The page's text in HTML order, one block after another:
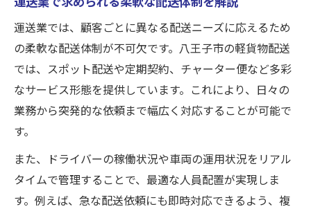
長距離中距離で活きる運送のノウハウ
お任せ下さいを支える経験者の知恵
高品質な運送現場の裏側と魅力を紹介
運送業では、顧客ごとに異なる配送ニーズに応えるため
の柔軟な配送体制が不可欠です。八王子市の軽貨物配送
では、スポット配送や定期契約、チャーター便など多彩
なサービス形態を提供しています。これにより、日々の
業務から突発的な依頼まで幅広く対応することが可能で
す。
また、ドライバーの稼働状況や車両の運用状況をリアル
タイムで管理することで、最適な人員配置が実現しま
す。例えば、急な配送依頼にも即時対応できるよう、複